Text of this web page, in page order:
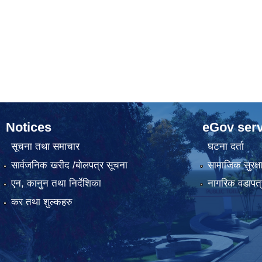
Notices
सूचना तथा समाचार
सार्वजनिक खरीद /बोलपत्र सूचना
एन, कानुन तथा निर्देशिका
कर तथा शुल्कहरु
eGov
घटना दर्ता
सामाजिक सुरक्षा
नागरिक